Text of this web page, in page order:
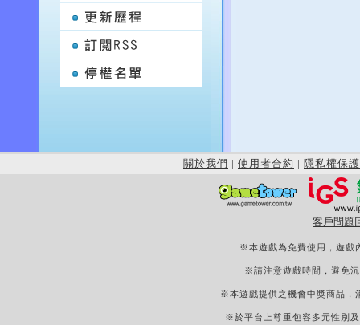
關於我們 | 使用者合約 | 隱私權保護
客戶問題
※本遊戲為免費使用，遊戲
※請注意遊戲時間，避免
※本遊戲提供之機會中獎商品，
※於平台上尊重包容多元性別